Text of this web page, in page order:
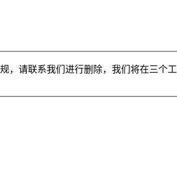
请联系我们进行删除，我们将在三个工